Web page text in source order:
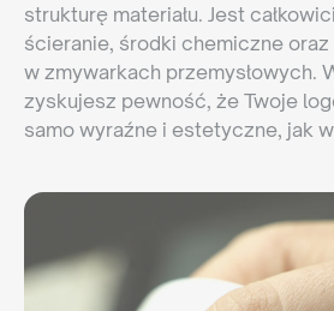
strukturę materiału. Jest
ścieranie, środki chemiczne
w zmywarkach przemysłowych.
zyskujesz pewność, że Twoje
samo wyraźne i estetyczne, jak